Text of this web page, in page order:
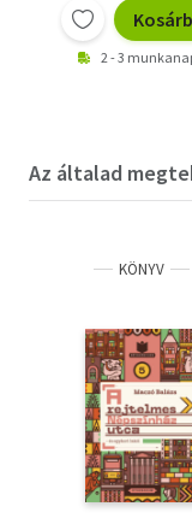
2 - 3
Az általad
KÖNYV